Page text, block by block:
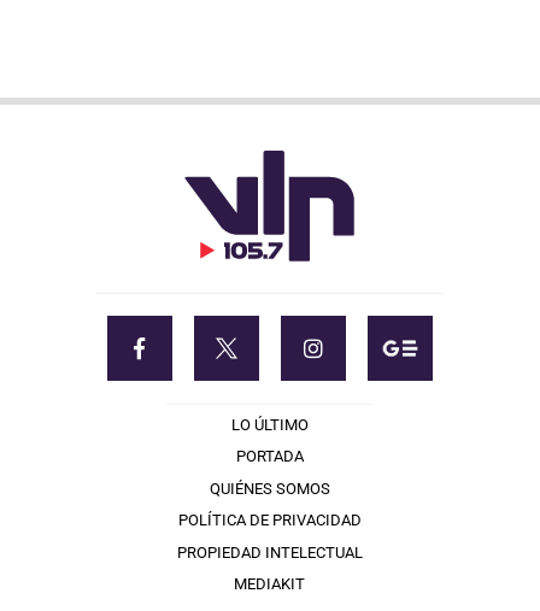
LO ÚLTIMO
PORTADA
QUIÉNES SOMOS
POLÍTICA DE PRIVACIDAD
PROPIEDAD INTELECTUAL
MEDIAKIT